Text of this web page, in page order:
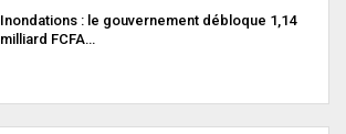
Inondations : le gouvernement débloque 1,14
milliard FCFA…